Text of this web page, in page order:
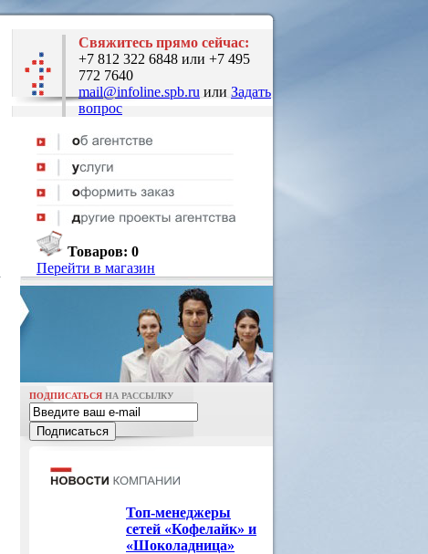
Свяжитесь прямо сейчас:
+7 812 322 6848 или +7 495
772 7640
mail@infoline.spb.ru или Задать
вопрос
Товаров: 0
Перейти в магазин
ПОДПИСАТЬСЯ НА РАССЫЛКУ
Топ-менеджеры
сетей «Кофелайк» и
«Шоколадница»